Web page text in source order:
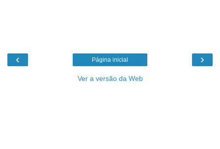
‹ ›
Página inicial
Ver a versão da Web